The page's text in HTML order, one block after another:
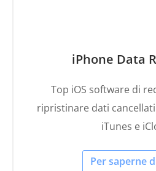
iPhone Data
Top iOS software di
ripristinare dati
iTunes e
Per saperne